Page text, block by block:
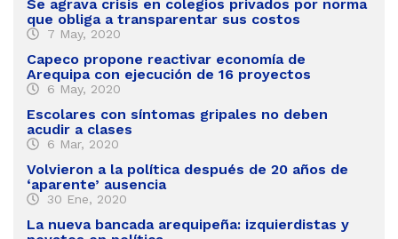
Se agrava crisis en colegios privados por norma
que obliga a transparentar sus costos
7 May, 2020
Capeco propone reactivar economía de
Arequipa con ejecución de 16 proyectos
6 May, 2020
Escolares con síntomas gripales no deben
acudir a clases
6 Mar, 2020
Volvieron a la política después de 20 años de
‘aparente’ ausencia
30 Ene, 2020
La nueva bancada arequipeña: izquierdistas y